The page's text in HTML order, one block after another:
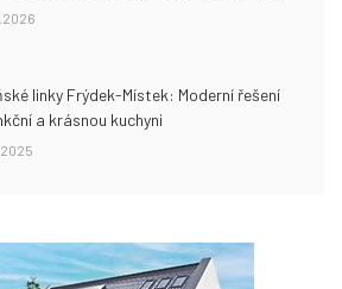
linky Frýdek-Místek: Moderní řešení
a krásnou kuchyni